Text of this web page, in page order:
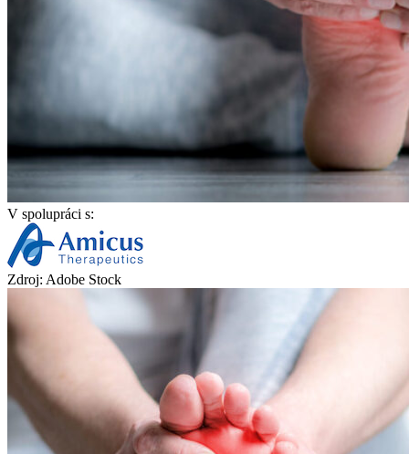
V spolupráci s:
Zdroj: Adobe Stock